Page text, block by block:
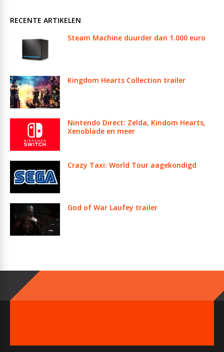
RECENTE ARTIKELEN
Steam Machine duurder dan 1.000 euro
Kingdom Hearts Collection trailer
Nintendo Direct: Zelda, Kindom Hearts,
Xenoblade en meer
Crazy Taxi: World Tour aagekondigd
God of War Laufey trailer